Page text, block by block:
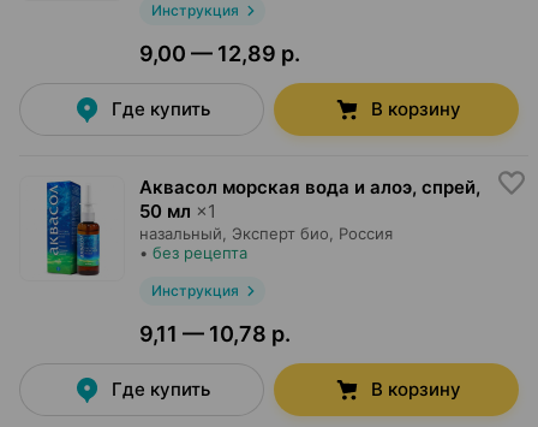
Инструкция
9,00 — 12,89 р.
Где купить В корзину
Аквасол морская вода и алоэ, спрей,
50 мл ×1
назальный, Эксперт био , Россия
• без рецепта
Инструкция
9,11 — 10,78 р.
Где купить В корзину